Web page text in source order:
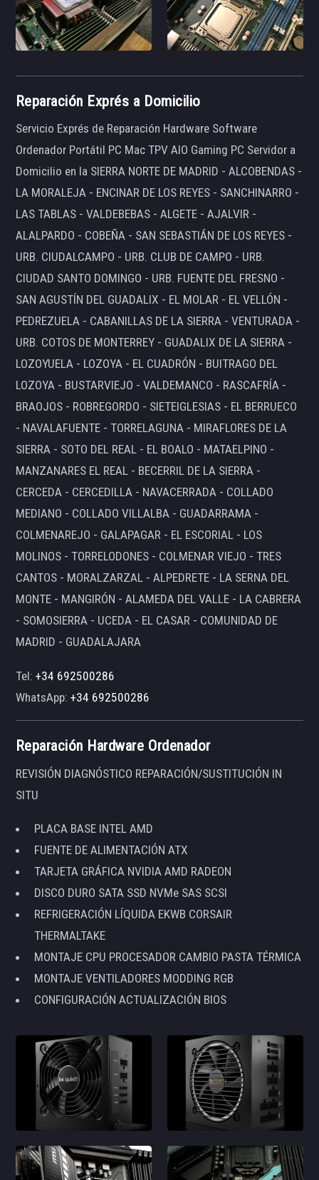
Reparación Exprés a Domicilio
Servicio Exprés de Reparación Hardware Software
Ordenador Portátil PC Mac TPV AIO Gaming PC Servidor a
Domicilio en la SIERRA NORTE DE MADRID - ALCOBENDAS -
LA MORALEJA - ENCINAR DE LOS REYES - SANCHINARRO -
LAS TABLAS - VALDEBEBAS - ALGETE - AJALVIR -
ALALPARDO - COBEÑA - SAN SEBASTIÁN DE LOS REYES -
URB. CIUDALCAMPO - URB. CLUB DE CAMPO - URB.
CIUDAD SANTO DOMINGO - URB. FUENTE DEL FRESNO -
SAN AGUSTÍN DEL GUADALIX - EL MOLAR - EL VELLÓN -
PEDREZUELA - CABANILLAS DE LA SIERRA - VENTURADA -
URB. COTOS DE MONTERREY - GUADALIX DE LA SIERRA -
LOZOYUELA - LOZOYA - EL CUADRÓN - BUITRAGO DEL
LOZOYA - BUSTARVIEJO - VALDEMANCO - RASCAFRÍA -
BRAOJOS - ROBREGORDO - SIETEIGLESIAS - EL BERRUECO
- NAVALAFUENTE - TORRELAGUNA - MIRAFLORES DE LA
SIERRA - SOTO DEL REAL - EL BOALO - MATAELPINO -
MANZANARES EL REAL - BECERRIL DE LA SIERRA -
CERCEDA - CERCEDILLA - NAVACERRADA - COLLADO
MEDIANO - COLLADO VILLALBA - GUADARRAMA -
COLMENAREJO - GALAPAGAR - EL ESCORIAL - LOS
MOLINOS - TORRELODONES - COLMENAR VIEJO - TRES
CANTOS - MORALZARZAL - ALPEDRETE - LA SERNA DEL
MONTE - MANGIRÓN - ALAMEDA DEL VALLE - LA CABRERA
- SOMOSIERRA - UCEDA - EL CASAR - COMUNIDAD DE
MADRID - GUADALAJARA
Tel:+34 692500286
WhatsApp:+34 692500286
Reparación Hardware Ordenador
REVISIÓN DIAGNÓSTICO REPARACIÓN/SUSTITUCIÓN IN
SITU
PLACA BASE INTEL AMD
FUENTE DE ALIMENTACIÓN ATX
TARJETA GRÁFICA NVIDIA AMD RADEON
DISCO DURO SATA SSD NVMe SAS SCSI
REFRIGERACIÓN LÍQUIDA EKWB CORSAIR
THERMALTAKE
MONTAJE CPU PROCESADOR CAMBIO PASTA TÉRMICA
MONTAJE VENTILADORES MODDING RGB
CONFIGURACIÓN ACTUALIZACIÓN BIOS